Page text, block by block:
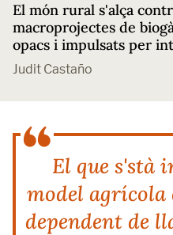
El món rural s'alça
macroprojectes de
opacs i impulsats per
Judit Castaño
El que s'stà
model agrícola
dependent de